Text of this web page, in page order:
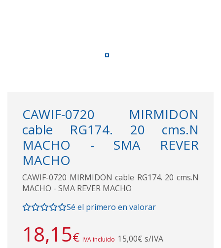
CAWIF-0720 MIRMIDON
cable RG174. 20 cms.N
MACHO - SMA REVER
MACHO
CAWIF-0720 MIRMIDON cable RG174. 20 cms.N
MACHO - SMA REVER MACHO
Sé el primero en valorar
18,15€ IVA incluido 15,00€ s/IVA